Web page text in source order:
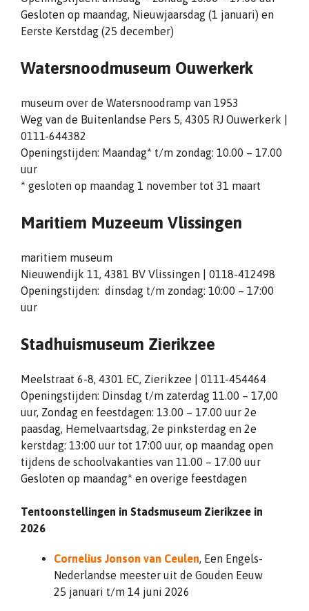
Gesloten op maandag, Nieuwjaarsdag (1 januari) en
Eerste Kerstdag (25 december)
Watersnoodmuseum Ouwerkerk
museum over de Watersnoodramp van 1953
Weg van de Buitenlandse Pers 5, 4305 RJ Ouwerkerk |
0111-644382
Openingstijden: Maandag* t/m zondag: 10.00 – 17.00
uur
* gesloten op maandag 1 november tot 31 maart
Maritiem Muzeeum Vlissingen
maritiem museum
Nieuwendijk 11, 4381 BV Vlissingen | 0118-412498
Openingstijden: dinsdag t/m zondag: 10:00 – 17:00
uur
Stadhuismuseum Zierikzee
Meelstraat 6-8, 4301 EC, Zierikzee | 0111-454464
Openingstijden: Dinsdag t/m zaterdag 11.00 – 17,00
uur, Zondag en feestdagen: 13.00 – 17.00 uur 2e
paasdag, Hemelvaartsdag, 2e pinksterdag en 2e
kerstdag: 13:00 uur tot 17:00 uur, op maandag open
tijdens de schoolvakanties van 11.00 – 17.00 uur
Gesloten op maandag* en overige feestdagen
Tentoonstellingen in Stadsmuseum Zierikzee in
2026
Cornelius Jonson van Ceulen, Een Engels-
Nederlandse meester uit de Gouden Eeuw
25 januari t/m 14 juni 2026